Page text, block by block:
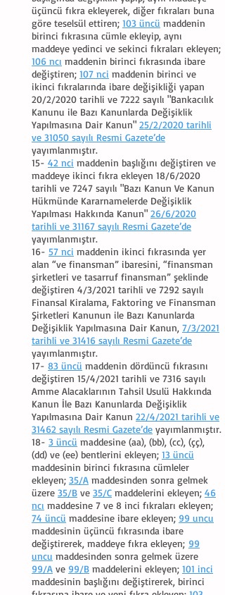
üçüncü fıkra ekleyerek, diğer fıkraları buna
göre teselsül ettiren; 103 üncü maddenin
birinci fıkrasına cümle ekleyip, aynı
maddeye yedinci ve sekinci fıkraları ekleyen;
106 ncı maddenin birinci fıkrasında ibare
değiştiren; 107 nci maddenin birinci ve
ikinci fıkralarında ibare değişikliği yapan
20/2/2020 tarihli ve 7222 sayılı "Bankacılık
Kanunu ile Bazı Kanunlarda Değişiklik
Yapılmasına Dair Kanun" 25/2/2020 tarihli
ve 31050 sayılı Resmi Gazete’de
yayımlanmıştır.
15- 42 nci maddenin başlığını değiştiren ve
maddeye ikinci fıkra ekleyen 18/6/2020
tarihli ve 7247 sayılı "Bazı Kanun Ve Kanun
Hükmünde Kararnamelerde Değişiklik
Yapılması Hakkında Kanun" 26/6/2020
tarihli ve 31167 sayılı Resmi Gazete’de
yayımlanmıştır.
16- 57 nci maddenin ikinci fıkrasında yer
alan “ve finansman” ibaresini, “finansman
şirketleri ve tasarruf finansman” şeklinde
değiştiren 4/3/2021 tarihli ve 7292 sayılı
Finansal Kiralama, Faktoring ve Finansman
Şirketleri Kanunun ile Bazı Kanunlarda
Değişiklik Yapılmasına Dair Kanun, 7/3/2021
tarihli ve 31416 sayılı Resmi Gazete’de
yayımlanmıştır.
17- 83 üncü maddenin dördüncü fıkrasını
değiştiren 15/4/2021 tarihli ve 7316 sayılı
Amme Alacaklarının Tahsil Usulü Hakkında
Kanun İle Bazı Kanunlarda Değişiklik
Yapılmasına Dair Kanun 22/4/2021 tarihli ve
31462 sayılı Resmi Gazete’de yayımlanmıştır.
18- 3 üncü maddesine (aa), (bb), (cc), (çç),
(dd) ve (ee) bentlerini ekleyen; 13 üncü
maddesinin birinci fıkrasına cümleler
ekleyen; 35/A maddesinden sonra gelmek
üzere 35/B ve 35/C maddelerini ekleyen; 46
ncı maddesine 7 ve 8 inci fıkraları ekleyen;
74 üncü maddesine ibare ekleyen; 99 uncu
maddesinin üçüncü fıkrasında ibare
değiştirerek, maddeye fıkra ekleyen; 99
uncu maddesinden sonra gelmek üzere
99/A ve 99/B maddelerini ekleyen; 101 inci
maddesinin başlığını değiştirerek, birinci